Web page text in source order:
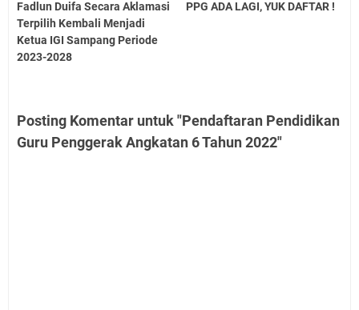
Fadlun Duifa Secara Aklamasi
Terpilih Kembali Menjadi
Ketua IGI Sampang Periode
2023-2028
PPG ADA LAGI, YUK DAFTAR !
Posting Komentar untuk "Pendaftaran Pendidikan
Guru Penggerak Angkatan 6 Tahun 2022"